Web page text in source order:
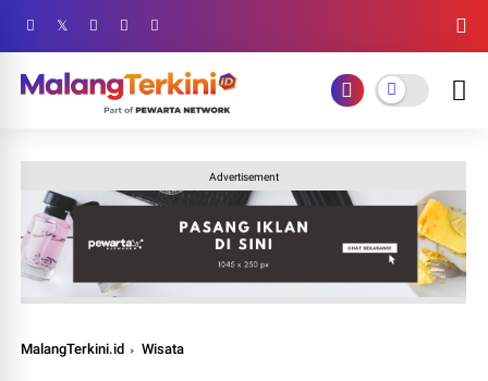
Advertisement
MalangTerkini.id Wisata